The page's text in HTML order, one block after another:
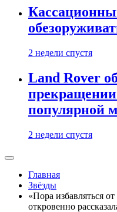
2 недели спустя
Land Rover
прекращении
популярной
2 недели спустя
Главная
Звёзды
«Пора избавляться
откровенно